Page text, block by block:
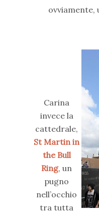
ovviamente,
Carina
invece la
cattedrale,
St Martin in
the Bull
Ring, un
pugno
nell’occhio
tra tutta